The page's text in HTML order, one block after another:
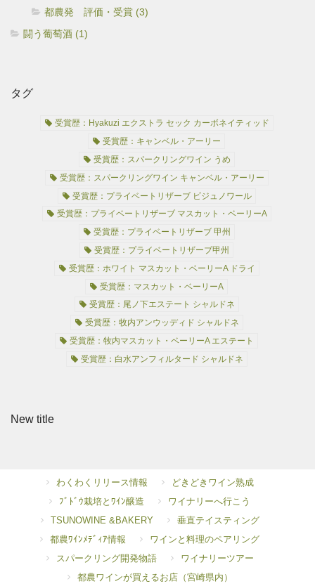
都農発 評価・受賞 (3)
闘う葡萄酒 (1)
タグ
受賞歴：Hyakuzi エクストラ セック カーボネイティッド
受賞歴：キャンベル・アーリー
受賞歴：スパークリングワイン うめ
受賞歴：スパークリングワイン キャンベル・アーリー
受賞歴：プライベートリザーブ ビジュノワール
受賞歴：プライベートリザーブ マスカット・ベーリーA
受賞歴：プライベートリザーブ 甲州
受賞歴：プライベートリザーブ甲州
受賞歴：ホワイト マスカット・ベーリーA ドライ
受賞歴：マスカット・ベーリーA
受賞歴：尾ノ下エステート シャルドネ
受賞歴：牧内アンウッディド シャルドネ
受賞歴：牧内マスカット・ベーリーA エステート
受賞歴：白水アンフィルタード シャルドネ
New title
わくわくリリース情報
どきどきワイン熟成
ﾌﾞﾄﾞｳ栽培とﾜｲﾝ醸造
ワイナリーへ行こう
TSUNOWINE &BAKERY
垂直テイスティング
都農ﾜｲﾝﾒﾃﾞｨｱ情報
ワインと料理のペアリング
スパークリング開発物語
ワイナリーツアー
都農ワインが買えるお店（宮崎県内）